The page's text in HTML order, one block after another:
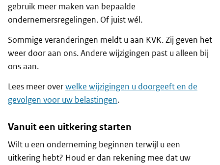
gebruik meer maken van bepaalde
ondernemersregelingen. Of juist wél.
Sommige veranderingen meldt u aan KVK. Zij geven het
weer door aan ons. Andere wijzigingen past u alleen bij
ons aan.
Lees meer overwelke wijzigingen u doorgeeft en de
gevolgen voor uw belastingen.
Vanuit een uitkering starten
Wilt u een onderneming beginnen terwijl u een
uitkering hebt? Houd er dan rekening mee dat uw